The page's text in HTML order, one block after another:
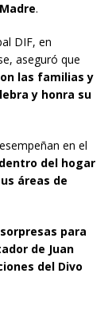
.
DIF, en
aseguró que
las familias y
y honra su
en el
del hogar
áreas de
para
de Juan
del Divo